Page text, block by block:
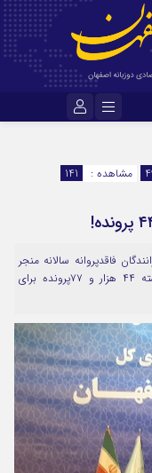
مشاهده :
141
فاقدپروانه سالانه منجر
به نقص عضو یا تلفات انسانی می‌شود وسال گذشته ۴۴ هزار و ۷۷پرونده برای